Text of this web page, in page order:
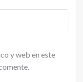
y web en este